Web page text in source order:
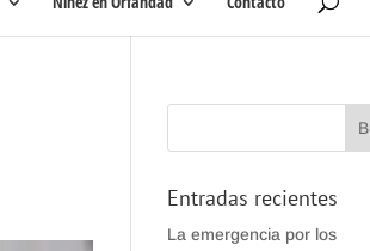
Entradas recientes
La emergencia por los